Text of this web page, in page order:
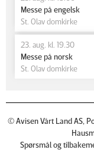
Messe på engelsk
St. Olav domkirke
23. aug. kl. 19.30
Messe på norsk
St. Olav domkirke
© Avisen Vårt Land AS,
Spørsmål og